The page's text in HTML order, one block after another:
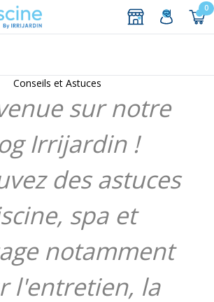
0
Conseils et Astuces
sur notre
Irrijardin !
des astuces
spa et
notamment
l'entretien, la